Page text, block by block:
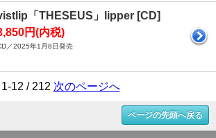
「THESEUS」lipper [CD]
円(内税)
／2025年1月8日発売
1-12 / 212 次のページへ
ページの先頭へ戻る